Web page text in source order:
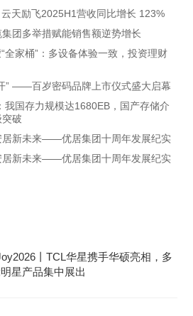
天励飞2025H1营收同比增长 123%
团多举措赋能销售额逆势增长
全家桶”：多设备体验一致，投资理财
” ——百岁密码品牌上市仪式盛大启幕
我国存力规模达1680EB，国产存储介
破
居新未来——优居集团十周年发展纪实
居新未来――优居集团十周年发展纪实
丨TCL华星携手华硕亮相，多
星产品集中展出